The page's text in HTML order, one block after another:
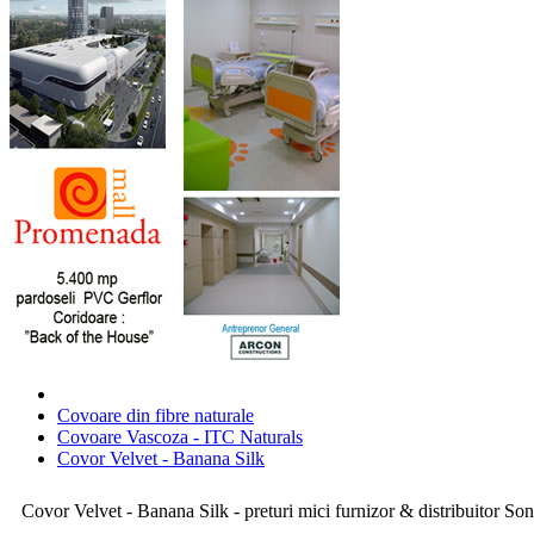
Covoare din fibre naturale
Covoare Vascoza - ITC Naturals
Covor Velvet - Banana Silk
Covor Velvet - Banana Silk - preturi mici furnizor & distribuitor